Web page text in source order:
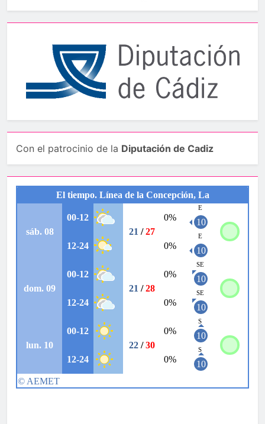
Con el patrocinio de la Diputación de Cadiz